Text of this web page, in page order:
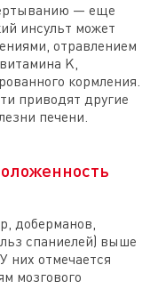
— еще
инсульт может
отравлением
K,
кормления.
приводят другие
печени.
доберманов,
спаниелей) выше
них отмечается
мозгового